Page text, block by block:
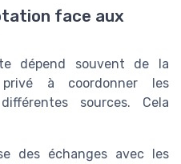
face aux
dépend souvent de la
à coordonner les
sources. Cela
des échanges avec les